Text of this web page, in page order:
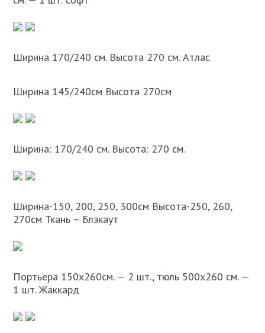
Ширина 170/240 см. Высота 270 см. Атлас
Ширина 145/240см Высота 270см
Ширина: 170/240 см. Высота: 270 см.
Ширина-150, 200, 250, 300см Высота-250, 260,
270см Ткань – Блэкаут
Портьера 150х260см. — 2 шт., тюль 500х260 см. —
1 шт. Жаккард